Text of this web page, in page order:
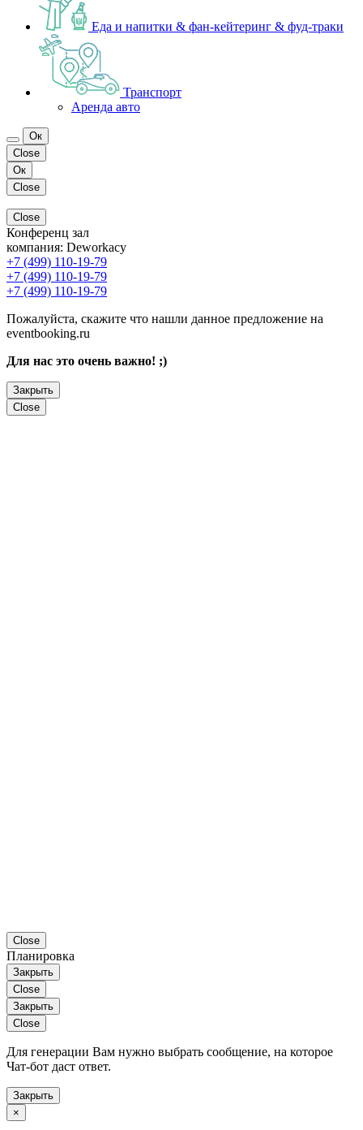
Еда и напитки & фан-кейтеринг & фуд-траки
Транспорт
Аренда авто
Ок
Close
Ок
Close
Close
Конференц зал
компания: Deworkacy
+7 (499) 110-19-79
+7 (499) 110-19-79
+7 (499) 110-19-79
Пожалуйста, скажите что нашли данное предложение на
eventbooking.ru
Для нас это очень важно! ;)
Закрыть
Close
Close
Планировка
Закрыть
Close
Закрыть
Close
Для генерации Вам нужно выбрать сообщение, на которое
Чат-бот даст ответ.
Закрыть
×